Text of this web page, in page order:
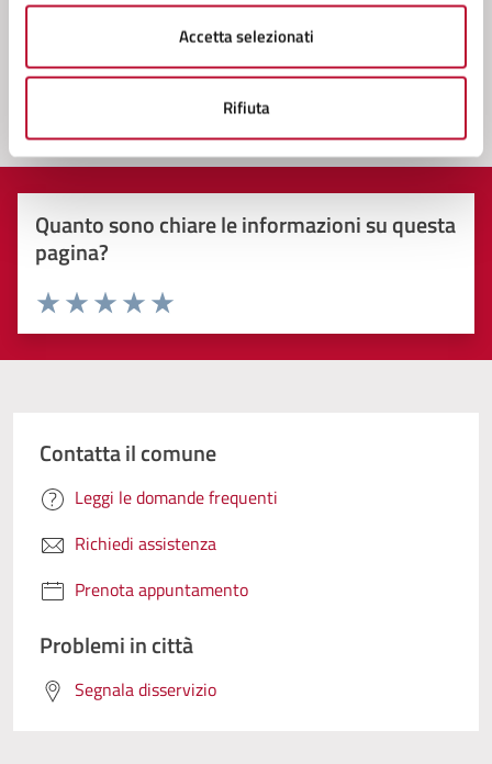
Accetta selezionati
Rifiuta
Quanto sono chiare le informazioni su questa
pagina?
Valuta 5 stelle su 5
Valuta 4 stelle su 5
Valuta 3 stelle su 5
Valuta 2 stelle su 5
Valuta 1 stelle su 5
Contatta il comune
Leggi le domande frequenti
Richiedi assistenza
Prenota appuntamento
Problemi in città
Segnala disservizio